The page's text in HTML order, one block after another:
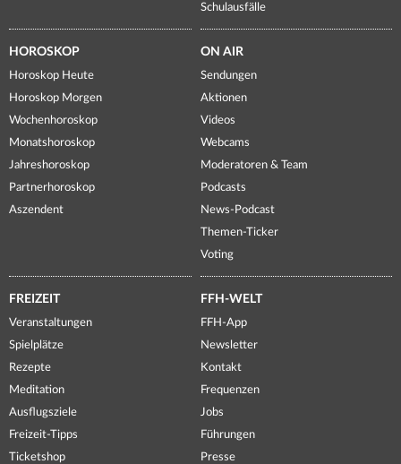
Schulausfälle
HOROSKOP
Horoskop Heute
Horoskop Morgen
Wochenhoroskop
Monatshoroskop
Jahreshoroskop
Partnerhoroskop
Aszendent
ON AIR
Sendungen
Aktionen
Videos
Webcams
Moderatoren & Team
Podcasts
News-Podcast
Themen-Ticker
Voting
FREIZEIT
Veranstaltungen
Spielplätze
Rezepte
Meditation
Ausflugsziele
Freizeit-Tipps
Ticketshop
FFH-WELT
FFH-App
Newsletter
Kontakt
Frequenzen
Jobs
Führungen
Presse